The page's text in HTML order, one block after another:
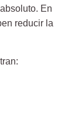
En
reducir la